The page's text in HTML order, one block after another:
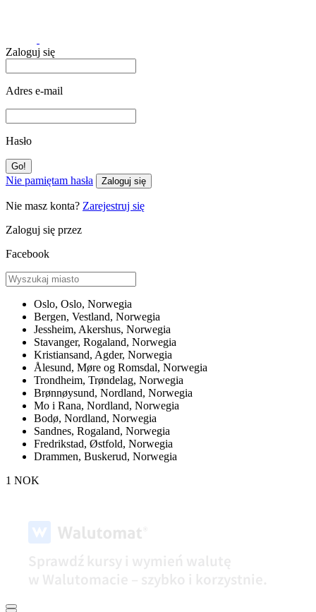
Zaloguj się
Adres e-mail
Hasło
Nie pamiętam hasła Zaloguj się
Nie masz konta? Zarejestruj się
Zaloguj się przez
Facebook
Oslo, Oslo, Norwegia
Bergen, Vestland, Norwegia
Jessheim, Akershus, Norwegia
Stavanger, Rogaland, Norwegia
Kristiansand, Agder, Norwegia
Ålesund, Møre og Romsdal, Norwegia
Trondheim, Trøndelag, Norwegia
Brønnøysund, Nordland, Norwegia
Mo i Rana, Nordland, Norwegia
Bodø, Nordland, Norwegia
Sandnes, Rogaland, Norwegia
Fredrikstad, Østfold, Norwegia
Drammen, Buskerud, Norwegia
1 NOK